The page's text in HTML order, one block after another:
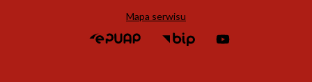
Mapa serwisu